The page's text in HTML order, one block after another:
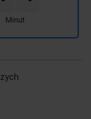
Minut